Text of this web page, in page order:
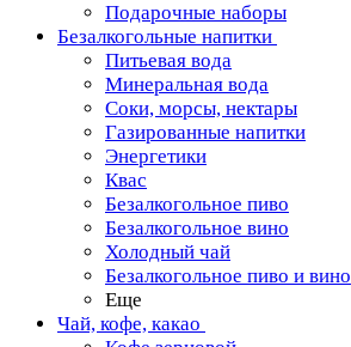
Подарочные наборы
Безалкогольные напитки
Питьевая вода
Минеральная вода
Соки, морсы, нектары
Газированные напитки
Энергетики
Квас
Безалкогольное пиво
Безалкогольное вино
Холодный чай
Безалкогольное пиво и вино
Еще
Чай, кофе, какао